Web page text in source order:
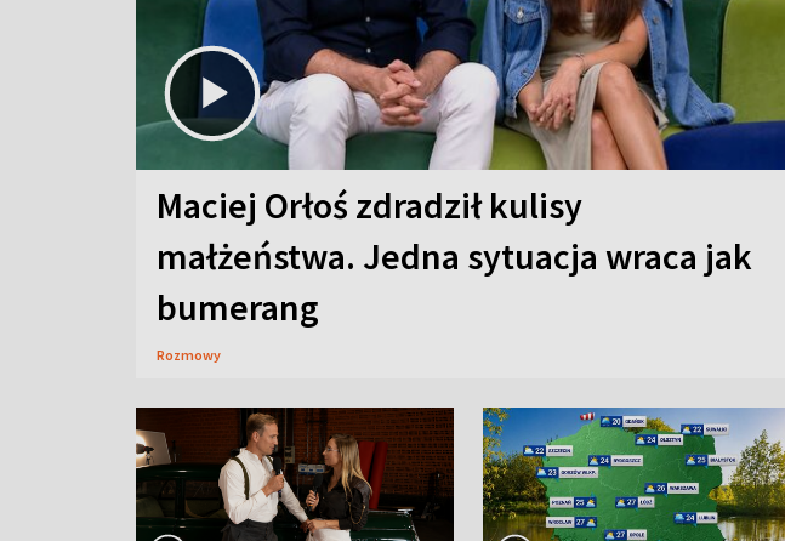
Maciej Orłoś zdradził kulisy
małżeństwa. Jedna sytuacja wraca jak
bumerang
Rozmowy